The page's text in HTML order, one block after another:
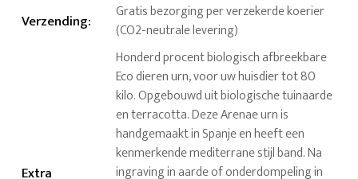
Verzending:
Gratis bezorging per verzekerde koerier
(CO2-neutrale levering)
Extra
Honderd procent biologisch afbreekbare
Eco dieren urn, voor uw huisdier tot 80
kilo. Opgebouwd uit biologische tuinaarde
en terracotta. Deze Arenae urn is
handgemaakt in Spanje en heeft een
kenmerkende mediterrane stijl band. Na
ingraving in aarde of onderdompeling in